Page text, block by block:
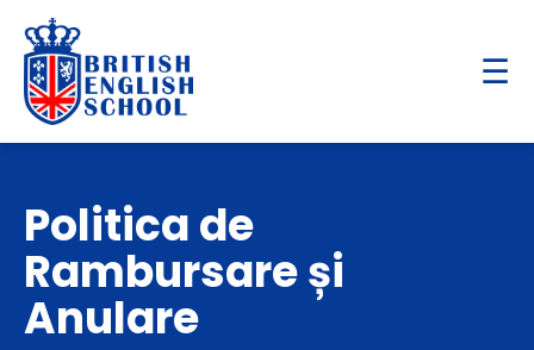
☰
Politica de
Rambursare și
Anulare